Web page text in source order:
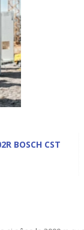
BOSCH CST